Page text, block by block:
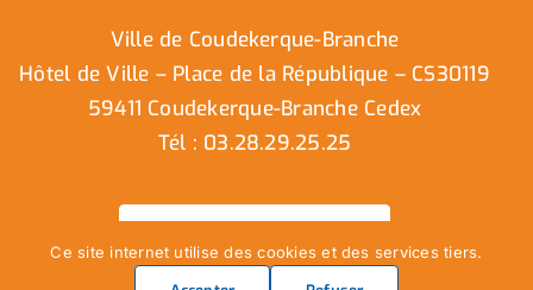
Ville de Coudekerque-Branche
Hôtel de Ville – Place de la République – CS30119
59411 Coudekerque-Branche Cedex
Tél : 03.28.29.25.25
Ce site internet utilise des cookies et des services tiers.